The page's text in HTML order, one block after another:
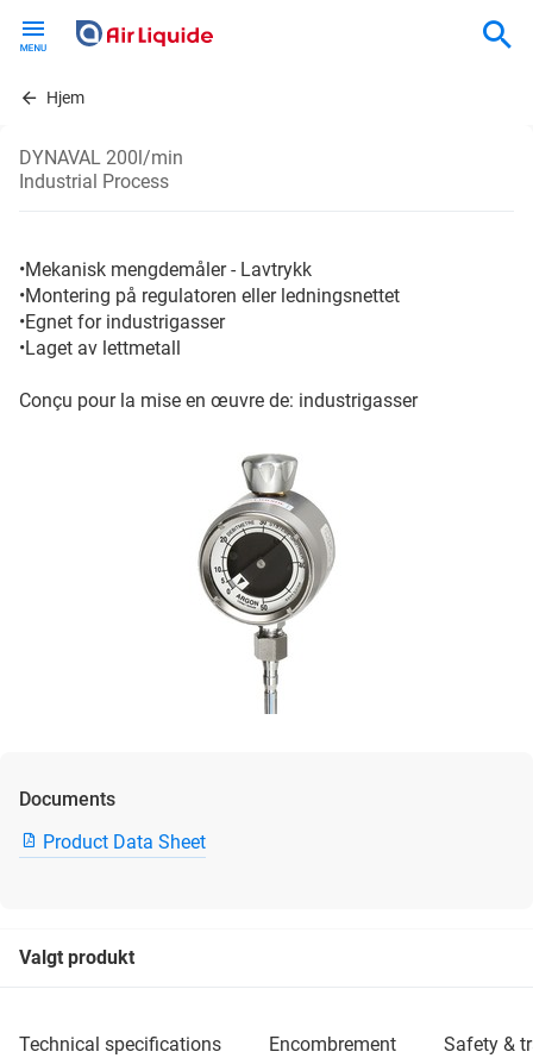
contentHjem
DYNAVAL 200l/min
Industrial Process
•Mekanisk mengdemåler - Lavtrykk
•Montering på regulatoren eller ledningsnettet
•Egnet for industrigasser
•Laget av lettmetall
Conçu pour la mise en œuvre de: industrigasser
Documents
Product Data Sheet
Valgt produkt
technical specifications encombrement safety &